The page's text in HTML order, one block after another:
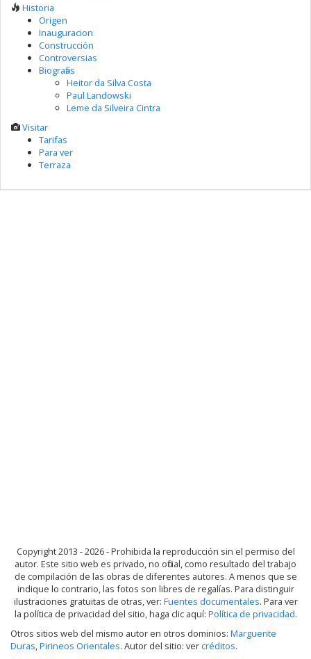
Historia
Origen
Inauguracion
Construcción
Controversias
Biografias
Heitor da Silva Costa
Paul Landowski
Leme da Silveira Cintra
Visitar
Tarifas
Para ver
Terraza
Copyright 2013 - 2026 - Prohibida la reproducción sin el permiso del
autor. Este sitio web es privado, no oficial, como resultado del trabajo
de compilación de las obras de diferentes autores. A menos que se
indique lo contrario, las fotos son libres de regalías. Para distinguir
ilustraciones gratuitas de otras, ver: Fuentes documentales. Para ver
la política de privacidad del sitio, haga clic aquí: Política de privacidad.
Otros sitios web del mismo autor en otros dominios: Marguerite
Duras,Pirineos Orientales. Autor del sitio: vercréditos.